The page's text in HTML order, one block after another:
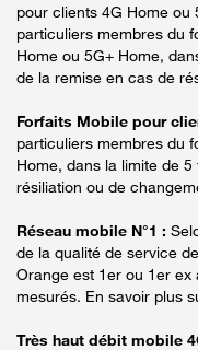
pour clients 4G Home ou
particuliers membres du
Home ou 5G+ Home,
de la remise en cas de
Forfaits Mobile pour
particuliers membres du
Home, dans la limite de
résiliation ou de
Réseau mobile N°1 :
de la qualité de service
Orange est 1er ou 1er
mesurés. En savoir plus
Très haut débit mobile